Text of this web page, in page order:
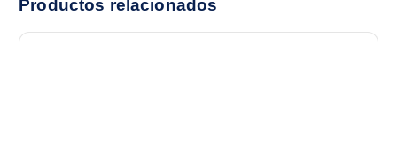
Productos relacionados